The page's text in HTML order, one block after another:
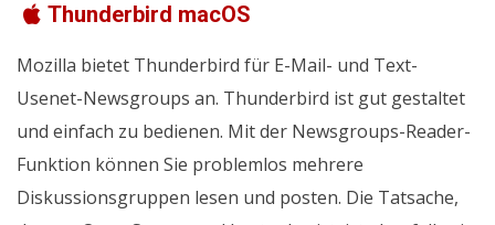
Thunderbird macOS
Mozilla bietet Thunderbird für E-Mail- und Text-
Usenet-Newsgroups an. Thunderbird ist gut gestaltet
und einfach zu bedienen. Mit der Newsgroups-Reader-
Funktion können Sie problemlos mehrere
Diskussionsgruppen lesen und posten. Die Tatsache,